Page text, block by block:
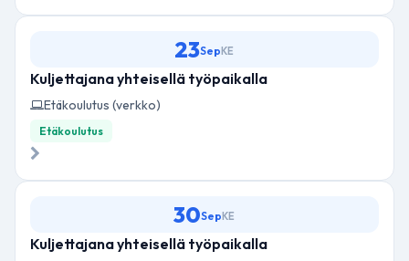
23SepKE
Kuljettajana yhteisellä työpaikalla
Etäkoulutus (verkko)
Etäkoulutus
30SepKE
Kuljettajana yhteisellä työpaikalla